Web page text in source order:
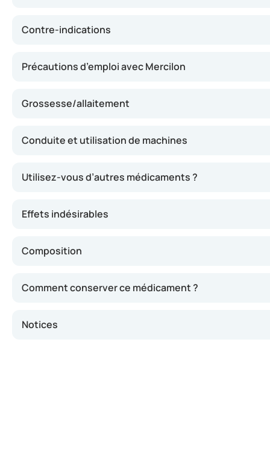
Contre-indications
Précautions d’emploi avec Mercilon
Grossesse/allaitement
Conduite et utilisation de machines
Utilisez-vous d’autres médicaments ?
Effets indésirables
Composition
Comment conserver ce médicament ?
Notices